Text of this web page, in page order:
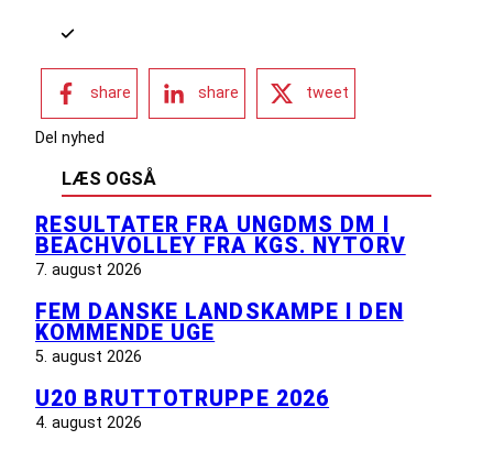
share share tweet
Del nyhed
LÆS OGSÅ
RESULTATER FRA UNGDMS DM I
BEACHVOLLEY FRA KGS. NYTORV
7. august 2026
FEM DANSKE LANDSKAMPE I DEN
KOMMENDE UGE
5. august 2026
U20 BRUTTOTRUPPE 2026
4. august 2026